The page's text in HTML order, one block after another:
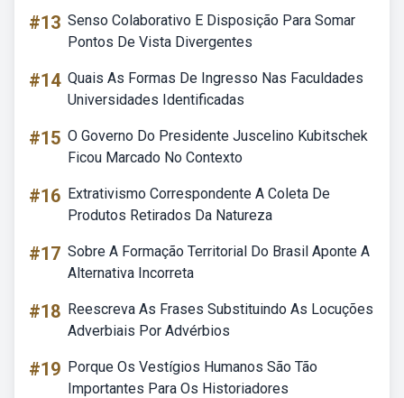
#13 Senso Colaborativo E Disposição Para Somar
Pontos De Vista Divergentes
#14 Quais As Formas De Ingresso Nas Faculdades
Universidades Identificadas
#15 O Governo Do Presidente Juscelino Kubitschek
Ficou Marcado No Contexto
#16 Extrativismo Correspondente A Coleta De
Produtos Retirados Da Natureza
#17 Sobre A Formação Territorial Do Brasil Aponte A
Alternativa Incorreta
#18 Reescreva As Frases Substituindo As Locuções
Adverbiais Por Advérbios
#19 Porque Os Vestígios Humanos São Tão
Importantes Para Os Historiadores